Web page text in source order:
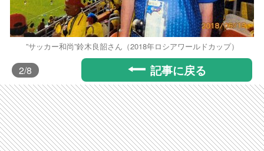
”サッカー和尚”鈴木良韶さん（2018年ロシアワールドカップ）
2/8 記事に戻る